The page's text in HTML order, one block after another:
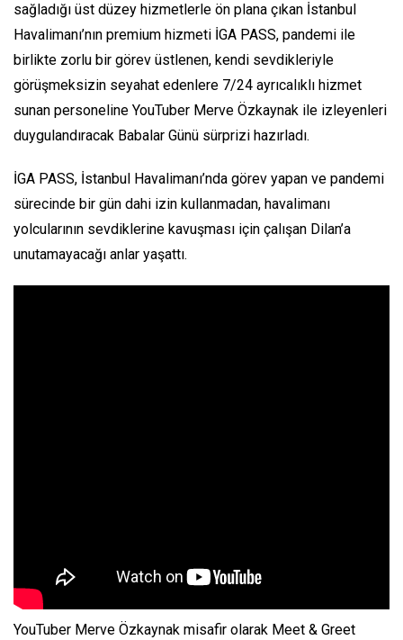
sağladığı üst düzey hizmetlerle ön plana çıkan İstanbul
Havalimanı’nın premium hizmeti İGA PASS, pandemi ile
birlikte zorlu bir görev üstlenen, kendi sevdikleriyle
görüşmeksizin seyahat edenlere 7/24 ayrıcalıklı hizmet
sunan personeline YouTuber Merve Özkaynak ile izleyenleri
duygulandıracak Babalar Günü sürprizi hazırladı.
İGA PASS, İstanbul Havalimanı’nda görev yapan ve pandemi
sürecinde bir gün dahi izin kullanmadan, havalimanı
yolcularının sevdiklerine kavuşması için çalışan Dilan’a
unutamayacağı anlar yaşattı.
YouTuber Merve Özkaynak misafir olarak Meet & Greet